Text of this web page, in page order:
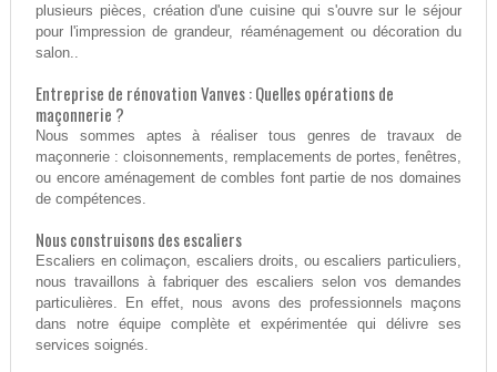
plusieurs pièces, création d'une cuisine qui s'ouvre sur le séjour
pour l'impression de grandeur, réaménagement ou décoration du
salon..
Entreprise de rénovation Vanves : Quelles opérations de
maçonnerie ?
Nous sommes aptes à réaliser tous genres de travaux de
maçonnerie : cloisonnements, remplacements de portes, fenêtres,
ou encore aménagement de combles font partie de nos domaines
de compétences.
Nous construisons des escaliers
Escaliers en colimaçon, escaliers droits, ou escaliers particuliers,
nous travaillons à fabriquer des escaliers selon vos demandes
particulières. En effet, nous avons des professionnels maçons
dans notre équipe complète et expérimentée qui délivre ses
services soignés.